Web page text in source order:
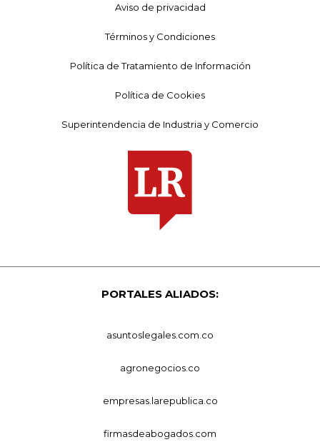
Aviso de privacidad
Términos y Condiciones
Política de Tratamiento de Información
Política de Cookies
Superintendencia de Industria y Comercio
PORTALES ALIADOS:
asuntoslegales.com.co
agronegocios.co
empresas.larepublica.co
firmasdeabogados.com